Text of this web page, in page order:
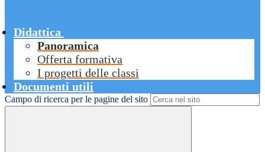
Didattica
Panoramica
Offerta formativa
I progetti delle classi
Documenti utili
Campo di ricerca per le pagine del sito